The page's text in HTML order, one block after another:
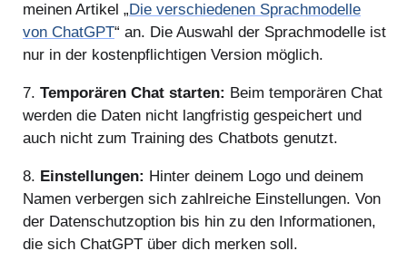
meinen Artikel „ Die verschiedenen Sprachmodelle
von ChatGPT“ an. Die Auswahl der Sprachmodelle ist
nur in der kostenpflichtigen Version möglich.
7. Temporären Chat starten: Beim temporären Chat
werden die Daten nicht langfristig gespeichert und
auch nicht zum Training des Chatbots genutzt.
8. Einstellungen: Hinter deinem Logo und deinem
Namen verbergen sich zahlreiche Einstellungen. Von
der Datenschutzoption bis hin zu den Informationen,
die sich ChatGPT über dich merken soll.